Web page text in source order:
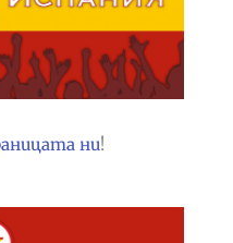
ни!